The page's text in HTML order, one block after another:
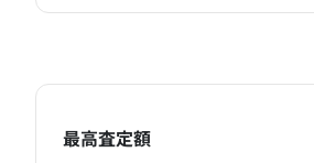
最高査定額